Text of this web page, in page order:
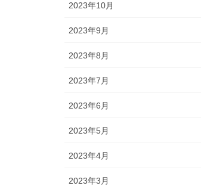
2023年10月
2023年9月
2023年8月
2023年7月
2023年6月
2023年5月
2023年4月
2023年3月